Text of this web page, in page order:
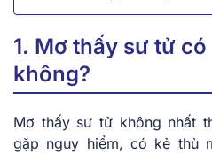
1. Mơ thấy sư tử
không?
Mơ thấy sư tử không nhất
gặp nguy hiểm, có kẻ thù